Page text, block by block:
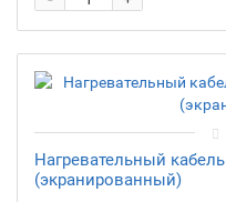
Нагревательный кабель
(экранированный)